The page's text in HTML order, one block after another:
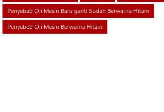
Penyebab Oli Mesin Baru ganti Sudah Berwarna Hitam
Penyebeb Oli Mesin Berwarna Hitam